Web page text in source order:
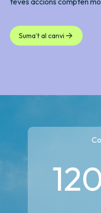
Suma’t al canvi